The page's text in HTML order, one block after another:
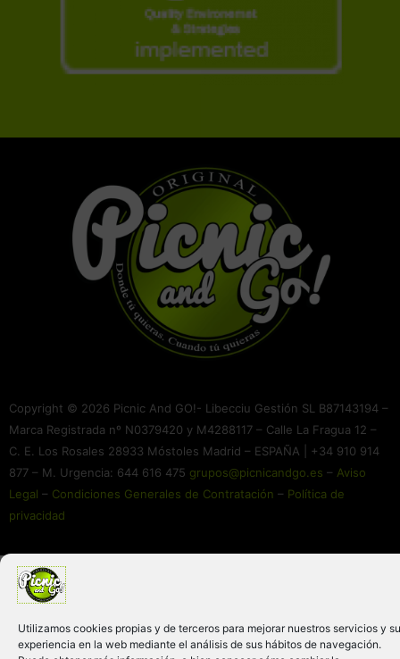
Utilizamos cookies propias y de terceros para mejorar nuestros servicios y su
experiencia en la web mediante el análisis de sus hábitos de navegación.
Copyright © 2026 Picnic And GO!- Libecciu Gestión SL B87143194 –
Marca Registrada nº N0379420 y M4288117 – Calle La Fragua 12 –
C. E. Los Rosales 28933 Móstoles Madrid – ESPAÑA | +34 910 914
877 – M. Urgencia: 644 616 475 grupos@picnicandgo.es – Aviso
Legal – Condiciones Generales de Contratación – Política de
privacidad